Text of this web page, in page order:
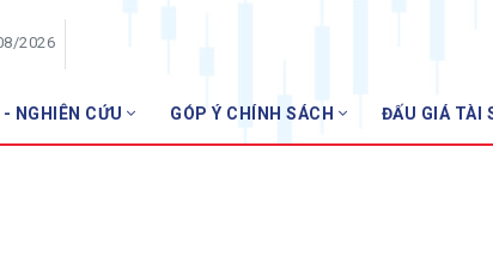
2026
NGHIÊN CỨU GÓP Ý CHÍNH SÁCH ĐẤU GIÁ TÀI